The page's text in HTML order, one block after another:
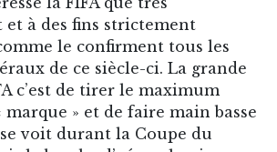
à des fins strictement
le confirment tous les
de ce siècle-ci. La grande
c’est de tirer le maximum
marque » et de faire main basse
voit durant la Coupe du